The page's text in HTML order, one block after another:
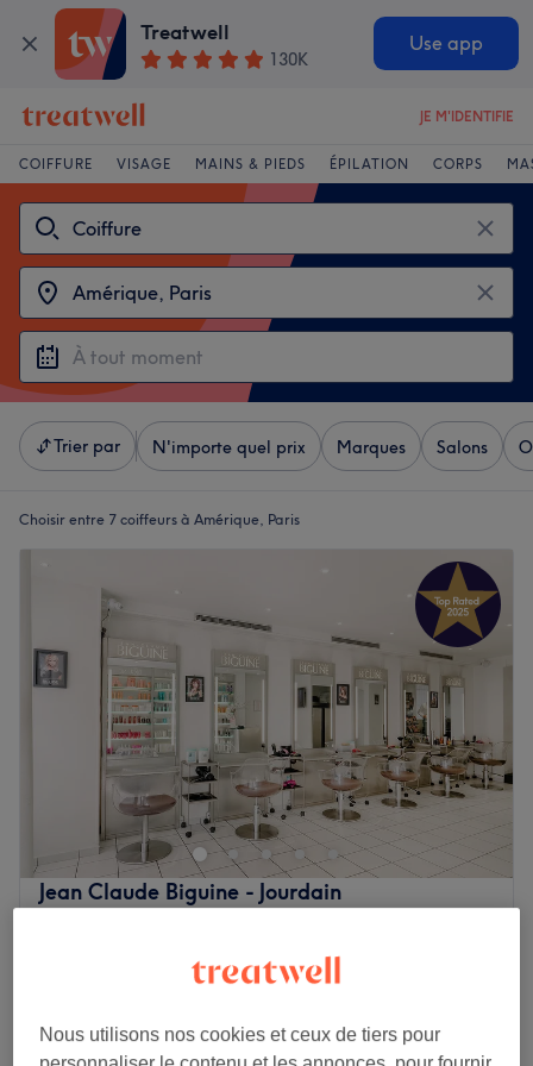
Treatwell
130K
Use app
JE M'IDENTIFIE
COIFFURE VISAGE MAINS & PIEDS ÉPILATION CORPS
Trier par N'importe quel prix Marques Salons
Choisir entre 7 coiffeurs à Amérique, Paris
Jean Claude Biguine - Jourdain
Femme Coupe Brushing ou Séchage
Homme - Coupe et shampoing
Nous utilisons nos cookies et ceux de tiers pour